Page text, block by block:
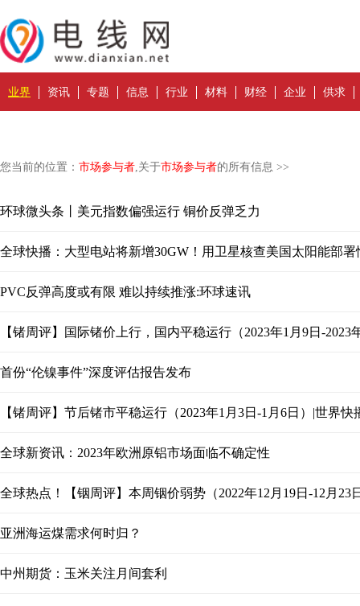
业界 资讯 专题 信息 行业 材料 财经 企业 供求
您当前的位置： 市场参与者,关于市场参与者的所有信息 >>
环球微头条丨美元指数偏强运行 铜价反弹乏力
全球快播：大型电站将新增30GW！用卫星核查美国太阳能部署
PVC反弹高度或有限 难以持续推涨:环球速讯
【锗周评】国际锗价上行，国内平稳运行（2023年1月9日-2023
首份“伦镍事件”深度评估报告发布
【锗周评】节后锗市平稳运行（2023年1月3日-1月6日）|世界快
全球新资讯：2023年欧洲原铝市场面临不确定性
全球热点！【铟周评】本周铟价弱势（2022年12月19日-12月23
亚洲海运煤需求何时归？
中州期货：玉米关注月间套利